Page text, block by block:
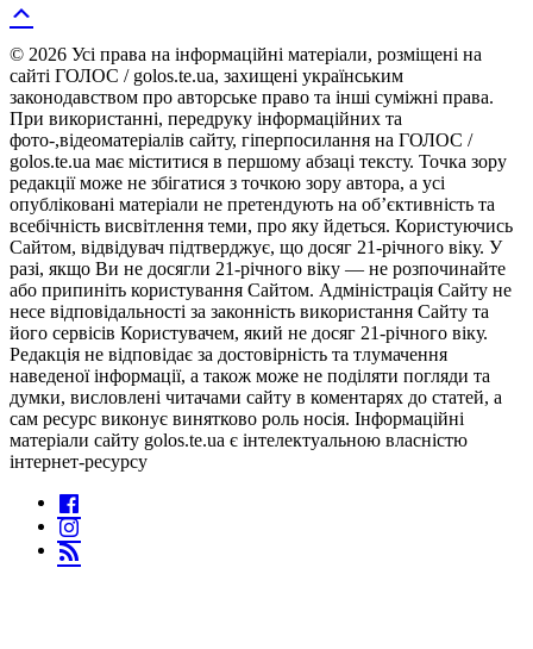
© 2026 Усі права на інформаційні матеріали, розміщені на
сайті ГОЛОС / golos.te.ua, захищені українським
законодавством про авторське право та інші суміжні права.
При використанні, передруку інформаційних та
фото-,відеоматеріалів сайту, гіперпосилання на ГОЛОС /
golos.te.ua має міститися в першому абзаці тексту. Точка зору
редакції може не збігатися з точкою зору автора, а усі
опубліковані матеріали не претендують на об’єктивність та
всебічність висвітлення теми, про яку йдеться. Користуючись
Сайтом, відвідувач підтверджує, що досяг 21-річного віку. У
разі, якщо Ви не досягли 21-річного віку — не розпочинайте
або припиніть користування Сайтом. Адміністрація Сайту не
несе відповідальності за законність використання Сайту та
його сервісів Користувачем, який не досяг 21-річного віку.
Редакція не відповідає за достовірність та тлумачення
наведеної інформації, а також може не поділяти погляди та
думки, висловлені читачами сайту в коментарях до статей, а
сам ресурс виконує винятково роль носія. Інформаційні
матеріали сайту golos.te.ua є інтелектуальною власністю
інтернет-ресурсу